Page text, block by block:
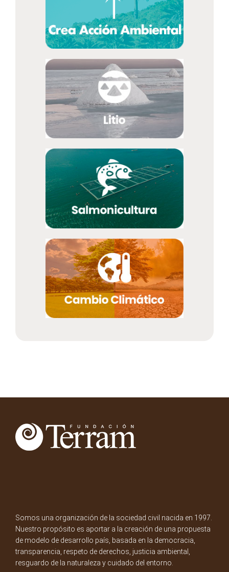
Somos una organización de la sociedad civil nacida en 1997.
Nuestro propósito es aportar a la creación de una propuesta
de modelo de desarrollo país, basada en la democracia,
transparencia, respeto de derechos, justicia ambiental,
resguardo de la naturaleza y cuidado del entorno.